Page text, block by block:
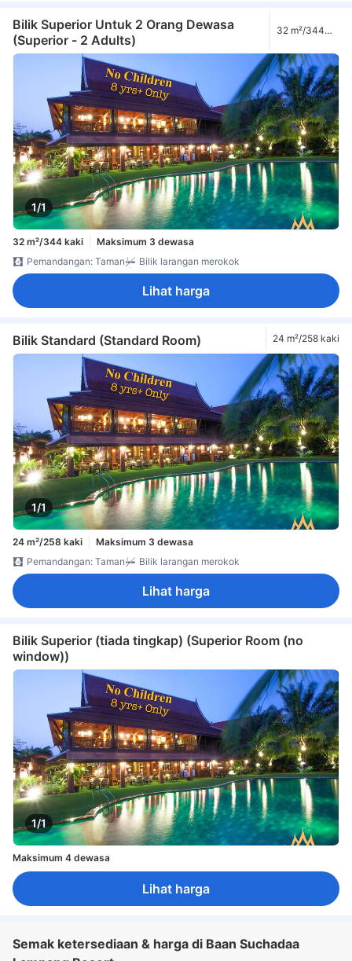
Bilik Superior Untuk 2 Orang Dewasa
(Superior - 2 Adults)
32 m²/344
1/1
32 m²/344 kaki
Maksimum 3 dewasa
Pemandangan: Taman
Bilik larangan merokok
Lihat harga
Bilik Standard (Standard Room) 24 m²/258 kaki
1/1
24 m²/258 kaki
Maksimum 3 dewasa
Pemandangan: Taman
Bilik larangan merokok
Lihat harga
Bilik Superior (tiada tingkap) (Superior Room (no
window))
1/1
Maksimum 4 dewasa
Lihat harga
Semak ketersediaan & harga di Baan Suchadaa